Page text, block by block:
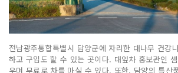
전남광주통합특별시 담양군에 자리한 대나무 건강
하고 구입도 할 수 있는 곳이다. 대잎차 홍보관인
우며 무료로 차를 마실 수 있다. 또한, 담양의 특산